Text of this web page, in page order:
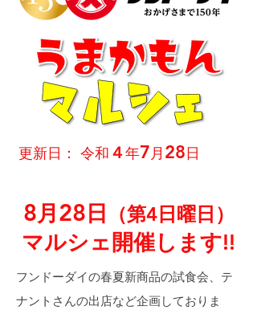
​更新日： 令和 ４年7月 28日
8月28日 （第4日曜日）
マルシェ開催します!!
フンドーダイの春夏新商品の試食会、テ
ナントさんの出店など企画しておりま